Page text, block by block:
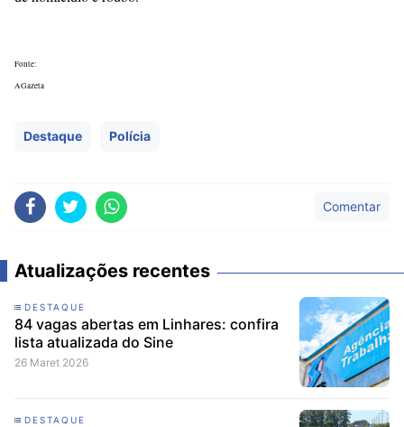
Fonte:
AGazeta
Destaque Polícia
Comentar
Atualizações recentes
DESTAQUE
84 vagas abertas em Linhares: confira
lista atualizada do Sine
26 Maret 2026
DESTAQUE